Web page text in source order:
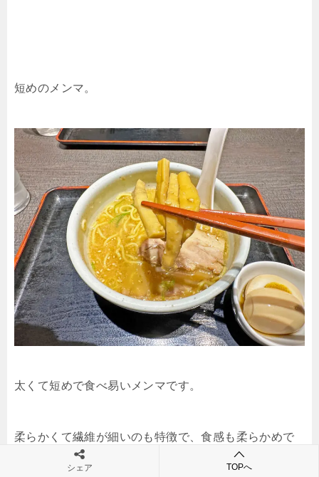
短めのメンマ。
太くて短めで食べ易いメンマです。
柔らかくて繊維が細いのも特徴で、食感も柔らかめで
シェア TOPへ